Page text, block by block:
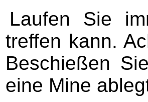
Laufen Sie
treffen kann.
Beschießen
eine Mine